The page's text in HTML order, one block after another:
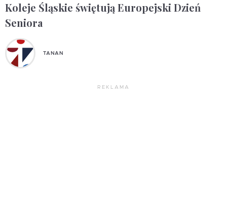
Koleje Śląskie świętują Europejski Dzień
Seniora
TANAN
REKLAMA